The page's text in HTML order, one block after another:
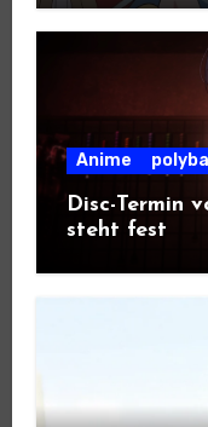
Anime
Disc-Termin
steht fest